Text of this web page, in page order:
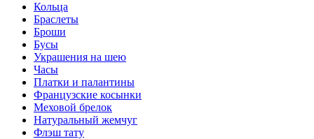
Кольца
Браслеты
Броши
Бусы
Украшения на шею
Часы
Платки и палантины
Французские косынки
Меховой брелок
Натуральный жемчуг
Флэш тату